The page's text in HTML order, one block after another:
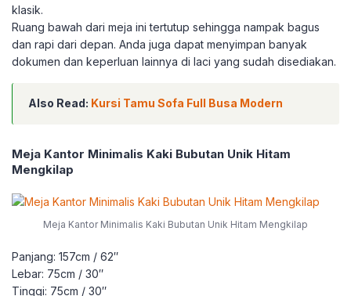
klasik.
Ruang bawah dari meja ini tertutup sehingga nampak bagus
dan rapi dari depan. Anda juga dapat menyimpan banyak
dokumen dan keperluan lainnya di laci yang sudah disediakan.
Also Read: Kursi Tamu Sofa Full Busa Modern
Meja Kantor Minimalis Kaki Bubutan Unik Hitam
Mengkilap
Meja Kantor Minimalis Kaki Bubutan Unik Hitam Mengkilap
Panjang: 157cm / 62″
Lebar: 75cm / 30″
Tinggi: 75cm / 30″